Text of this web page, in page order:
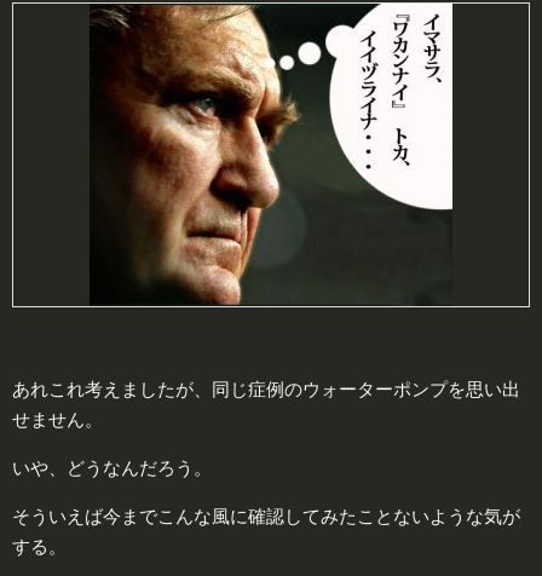
あれこれ考えましたが、同じ症例のウォーターポンプを思い出
せません。
いや、どうなんだろう。
そういえば今までこんな風に確認してみたことないような気が
する。